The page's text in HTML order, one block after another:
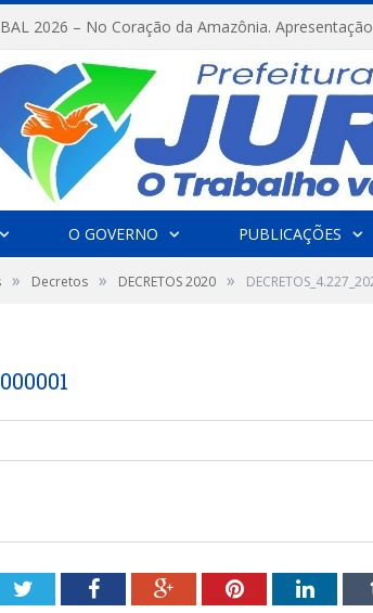
O GOVERNO PUBLICAÇÕES
» Decretos » DECRETOS 2020 »
TwitterFacebookGoogle+Pinterest